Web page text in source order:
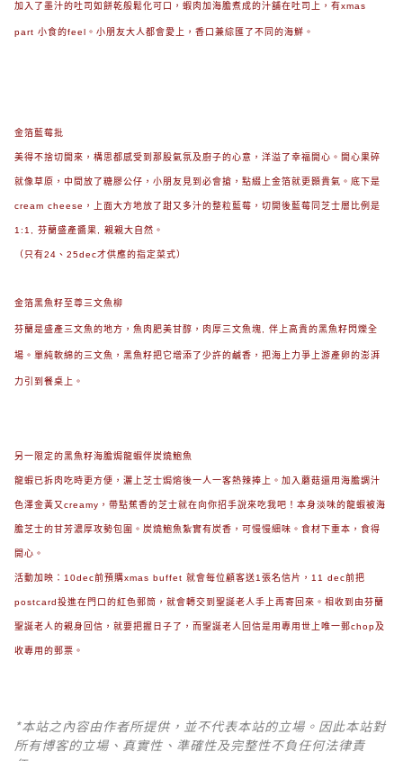
加入了墨汁的吐司如餅乾般鬆化可口， 蝦肉加海膽煮成的汁舖在吐司上，有xmas
part 小食的feel。小朋友大人都會愛上，香口兼綜匯了不同的海鮮。
金箔藍莓批
美得不捨切開來，構思都感受到那股氣氛及廚子的心意，洋溢了幸福開心。開心果碎
就像草原，中間放了糖膠公仔，小朋友見到必會搶，點綴上金箔就更顥貴氣。底下是
cream cheese， 上面大方地放了甜又多汁的整粒藍莓， 切開後藍莓同芝士層比例是
1:1, 芬蘭盛產醬果, 親親大自然。
（只有24、25dec才供應的指定菜式）
金箔黑魚籽至尊三文魚柳
芬蘭是盛產三文魚的地方，魚肉肥美甘醇，肉厚三文魚塊, 伴上高貴的黑魚籽閃爍全
場。單純軟綿的三文魚，黑魚籽把它增添了少許的鹹香，把海上力爭上游產卵的澎湃
力引到餐桌上。
另一限定的黑魚籽海膽焗龍蝦伴炭燒鮑魚
龍蝦已拆肉吃時更方便，灑上芝士焗熔後一人一客熱辣捧上。加入蘑菇還用海膽調汁
色澤金黃又creamy，帶點蕉香的芝士就在向你招手說來吃我吧！本身淡味的龍蝦被海
膽芝士的甘芳濃厚攻勢包圍。炭燒鮑魚紮實有炭香，可慢慢細味。食材下重本，食得
開心。
活動加映：10dec前預購xmas buffet 就會每位顧客送1張名信片，11 dec前把
postcard投進在門口的紅色郵筒，就會轉交到聖誕老人手上再寄回來。相收到由芬蘭
聖誕老人的親身回信，就要把握日子了，而聖誕老人回信是用專用世上唯一郵chop及
收專用的郵票。
*本站之內容由作者所提供，並不代表本站的立場。因此本站對
所有博客的立場、真實性、準確性及完整性不負任何法律責